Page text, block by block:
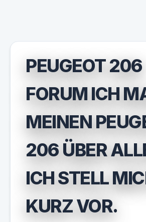
PEUGEOT 206
FORUM ICH
MEINEN
206 ÜBER
ICH STELL
KURZ VOR.